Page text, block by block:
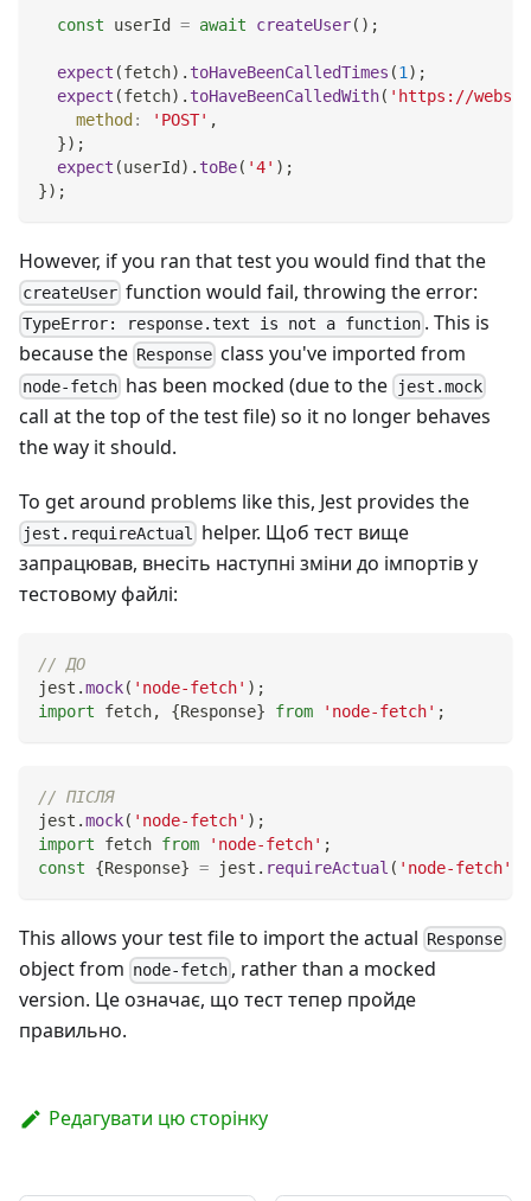
const userId = await createUser( ) ;
expect (fetch) . toHaveBeenCalledTimes (1 ) ;
expect (fetch) . toHaveBeenCalledWith( 'https://
method : 'POST' ,
}) ;
expect (userId ) . toBe( '4' ) ;
}) ;
However, if you ran that test you would find that the
createUser function would fail, throwing the error:
TypeError: response.text is not a function . This is
because the Response class you've imported from
node-fetch has been mocked (due to the jest.mock
call at the top of the test file) so it no longer behaves
the way it should.
To get around problems like this, Jest provides the
jest.requireActual
helper. Щоб тест вище
запрацював, внесіть наступні зміни до імпортів у
тестовому файлі:
// ДО
jest .mock( 'node-fetch' ) ;
import
fetch, {Response} from 'node-fetch' ;
// ПІСЛЯ
jest .mock( 'node-fetch' ) ;
import
fetch from 'node-fetch' ;
const
{Response} = jest . requireActual ( 'node-fetch'
This allows your test file to import the actual Response
object from node-fetch , rather than a mocked
version. Це означає, що тест тепер пройде
правильно.
Редагувати цю сторінку